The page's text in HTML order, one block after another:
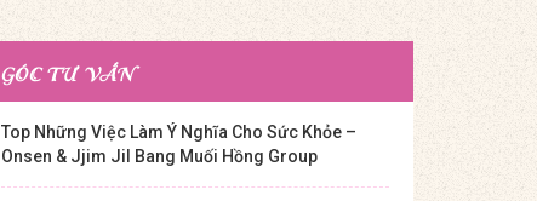
GÓC TƯ VẤN
Top Những Việc Làm Ý Nghĩa Cho Sức Khỏe –
Onsen & Jjim Jil Bang Muối Hồng Group